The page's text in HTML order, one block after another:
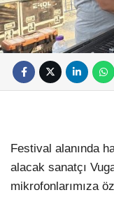
Festival alanında
alacak sanatçı
mikrofonlarımıza